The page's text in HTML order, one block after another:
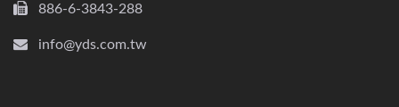
886-6-3843-288
info@yds.com.tw